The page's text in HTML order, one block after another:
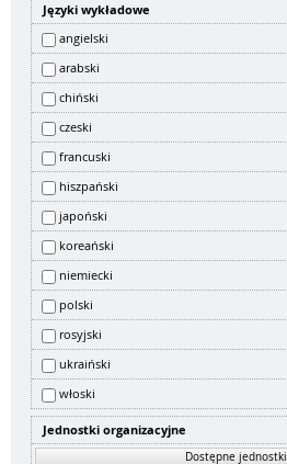
Języki wykładowe
angielski
arabski
chiński
czeski
francuski
hiszpański
japoński
koreański
niemiecki
polski
rosyjski
ukraiński
włoski
Jednostki organizacyjne
Dostępne jednostki